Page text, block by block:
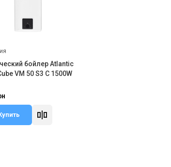
бойлер Atlantic
VM 50 S3 C 1500W